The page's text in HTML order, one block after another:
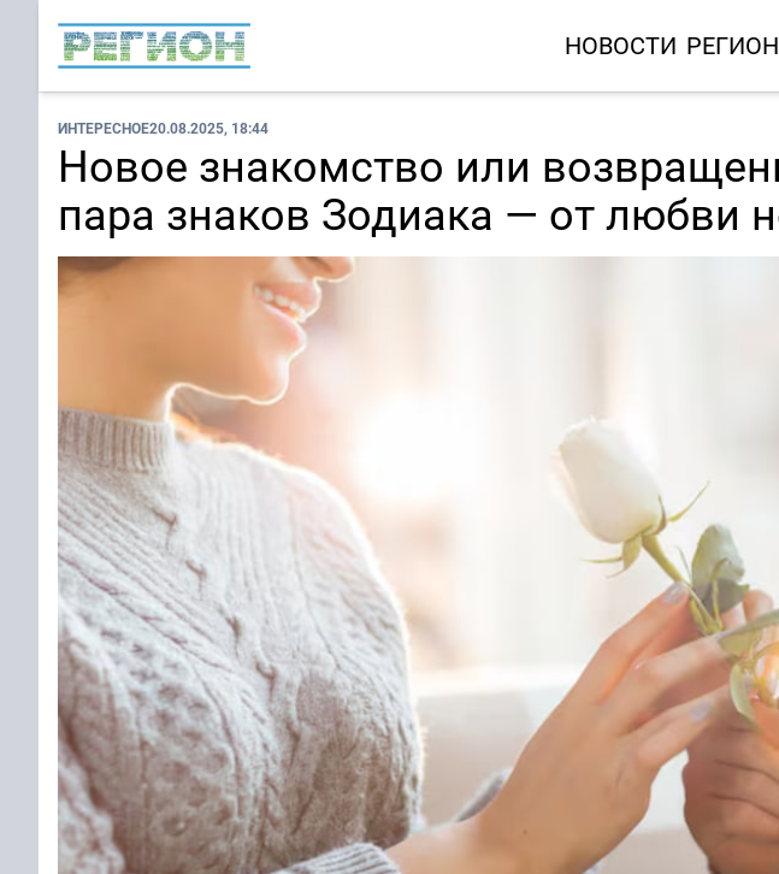
НОВОСТИ РЕГИОН
ИНТЕРЕСНОЕ20.08.2025, 18:44
Новое знакомство или
пара знаков Зодиака — от любви